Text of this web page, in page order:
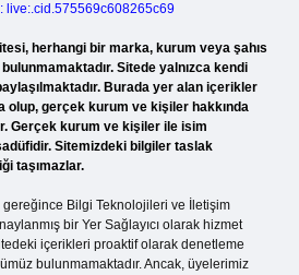
live:.cid.575569c608265c69
herhangi bir marka, kurum veya şahıs
Sitede yalnızca kendi
Burada yer alan içerikler
olup, gerçek kurum ve kişiler hakkında
Gerçek kurum ve kişiler ile isim
Sitemizdeki bilgiler taslak
taşımazlar.
gereğince Bilgi Teknolojileri ve İletişim
bir Yer Sağlayıcı olarak hizmet
içerikleri proaktif olarak denetleme
bulunmamaktadır. Ancak, üyelerimiz